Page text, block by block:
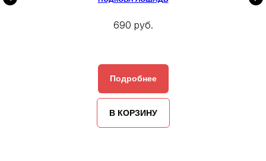
690 руб.
Подробнее
В КОРЗИНУ